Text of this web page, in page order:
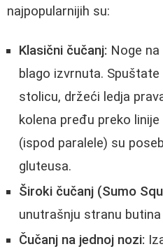
najpopularnijih su:
Klasični čučanj: Noge
blago izvrnuta.
stolicu, držeći ledja
kolena pređu preko
(ispod paralele) su
gluteusa.
Široki čučanj (Sumo
unutrašnju stranu
Čučanj na jednoj nozi: